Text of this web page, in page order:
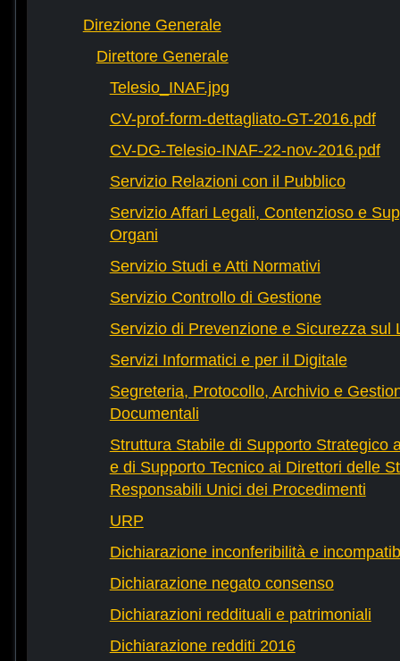
Direzione Generale
Direttore Generale
Telesio_INAF.jpg
CV-prof-form-dettagliato-GT-2016.pdf
CV-DG-Telesio-INAF-22-nov-2016.pdf
Servizio Relazioni con il Pubblico
Servizio Affari Legali, Contenzioso e
Organi
Servizio Studi e Atti Normativi
Servizio Controllo di Gestione
Servizio di Prevenzione e Sicurezza sul
Servizi Informatici e per il Digitale
Segreteria, Protocollo, Archivio e
Documentali
Struttura Stabile di Supporto Strategico
e di Supporto Tecnico ai Direttori delle
Responsabili Unici dei Procedimenti
URP
Dichiarazione inconferibilità e
Dichiarazione negato consenso
Dichiarazioni reddituali e patrimoniali
Dichiarazione redditi 2016